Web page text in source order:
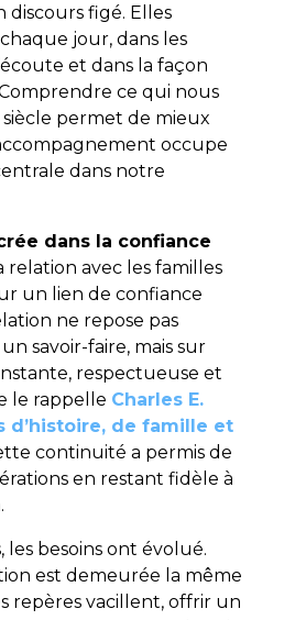
discours figé. Elles
jour, dans les
et dans la façon
ce qui nous
permet de mieux
occupe
dans notre
dans la confiance
relation avec les familles
un lien de confiance
ne repose pas
savoir-faire, mais sur
respectueuse et
le rappelle Charles E.
d’histoire, de famille et
continuité a permis de
en restant fidèle à
les besoins ont évolué.
est demeurée la même
repères vacillent, offrir un